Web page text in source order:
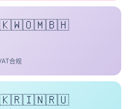
合规